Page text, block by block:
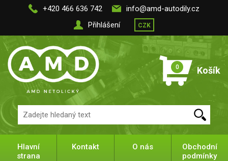
+420 466 636 742
info@amd-autodily.cz
Přihlášení
CZK
0 Košík
Hlavní
strana
Kontakt O nás
Obchodní
podmínky